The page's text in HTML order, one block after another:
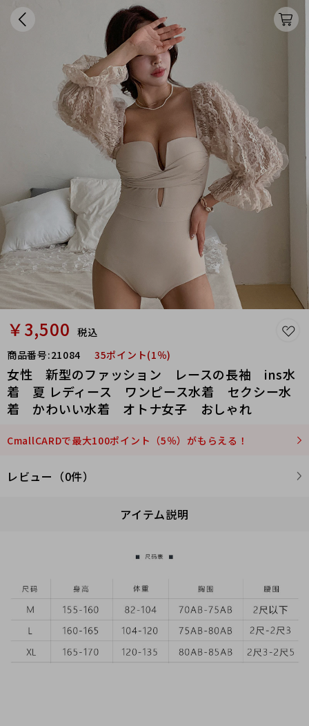
￥3,500 税込
商品番号:21084 35ポイント(1％)
女性 新型のファッション レースの長袖 ins水
着 夏 レディース ワンピース水着 セクシー水
着 かわいい水着 オトナ女子 おしゃれ
CmallCARDで最大100ポイント（5％）がもらえる！
レビュー（0件）
アイテム説明